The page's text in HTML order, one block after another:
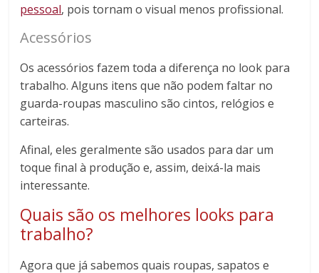
pessoal, pois tornam o visual menos profissional.
Acessórios
Os acessórios fazem toda a diferença no look para
trabalho. Alguns itens que não podem faltar no
guarda-roupas masculino são cintos, relógios e
carteiras.
Afinal, eles geralmente são usados para dar um
toque final à produção e, assim, deixá-la mais
interessante.
Quais são os melhores looks para
trabalho?
Agora que já sabemos quais roupas, sapatos e